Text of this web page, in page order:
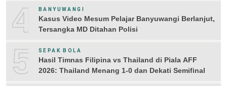
4 BANYUWANGI
Kasus Video Mesum Pelajar Banyuwangi Berlanjut,
Tersangka MD Ditahan Polisi
5 SEPAK BOLA
Hasil Timnas Filipina vs Thailand di Piala AFF
2026: Thailand Menang 1-0 dan Dekati Semifinal